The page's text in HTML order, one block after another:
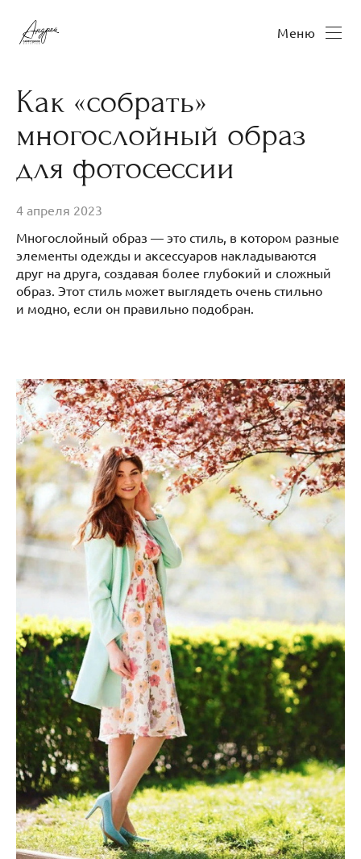
Меню
Как «собрать»
многослойный образ
для фотосессии
4 апреля 2023
Многослойный образ — это стиль, в котором разные
элементы одежды и аксессуаров накладываются
друг на друга, создавая более глубокий и сложный
образ. Этот стиль может выглядеть очень стильно
и модно, если он правильно подобран.